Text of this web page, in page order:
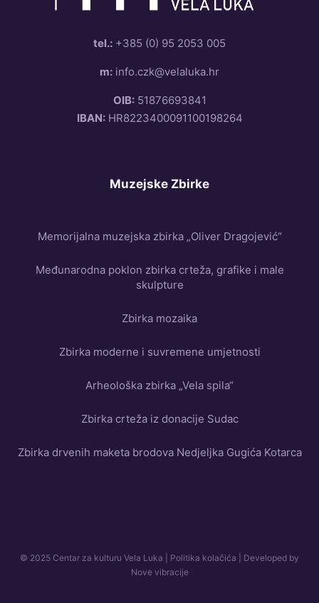
tel.: +385 (0) 95 2053 005
m: info.czk@velaluka.hr
OIB:51876693841
IBAN:HR8223400091100198264
Muzejske Zbirke
Memorijalna muzejska zbirka „Oliver Dragojević“
Međunarodna poklon zbirka crteža, grafike i male
skulpture
Zbirka mozaika
Zbirka moderne i suvremene umjetnosti
Arheološka zbirka „Vela spila“
Zbirka crteža iz donacije Sudac
Zbirka drvenih maketa brodova Nedjeljka Gugića Kotarca
© 2025 Centar za kulturu Vela Luka | Politika kolačića | Developed by
Nove vibracije